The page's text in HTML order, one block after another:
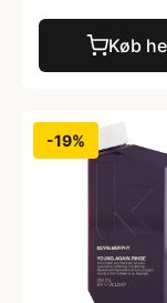
Køb
-19%